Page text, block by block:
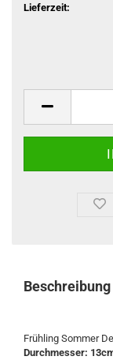
Lieferzeit:
Beschreibung
Frühling Sommer
Durchmesser: